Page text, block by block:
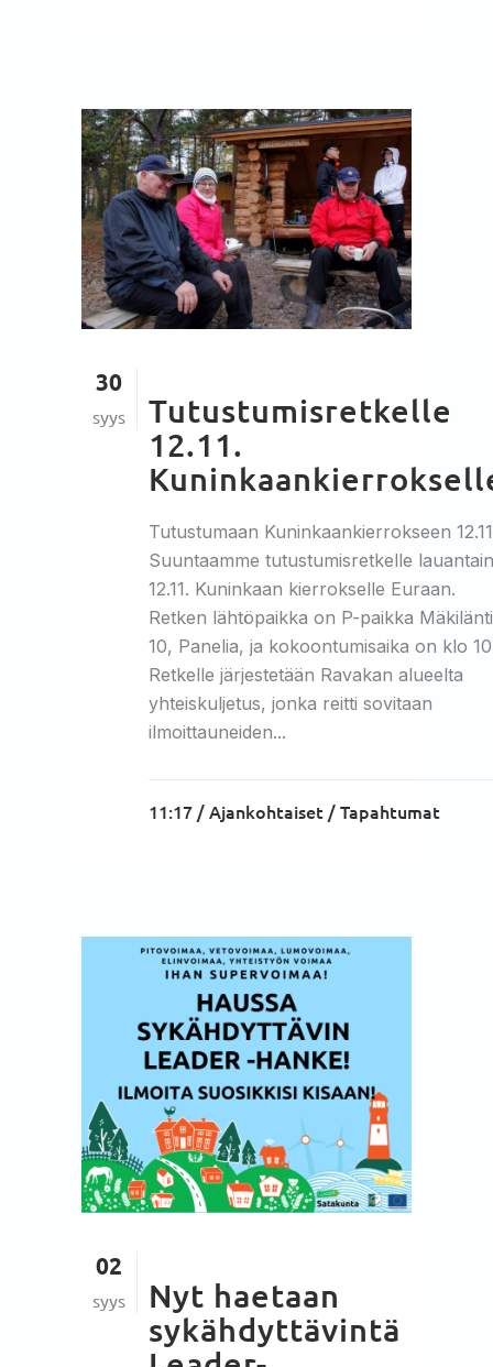
30
syys
Tutustumisretkelle
12.11.
Tutustumaan Kuninkaankierrokseen
Suuntaamme tutustumisretkelle
12.11. Kuninkaan kierrokselle Euraan.
Retken lähtöpaikka on P-paikka
10, Panelia, ja kokoontumisaika on klo
Retkelle järjestetään Ravakan alueelta
yhteiskuljetus, jonka reitti sovitaan
ilmoittauneiden...
11:17 /Ajankohtaiset /Tapahtumat
02
syys
Nyt haetaan
sykähdyttävintä